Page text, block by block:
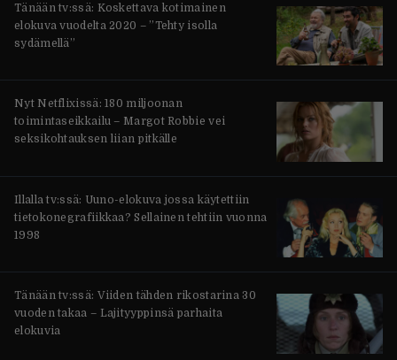
Tänään tv:ssä: Koskettava kotimainen
elokuva vuodelta 2020 – ”Tehty isolla
sydämellä”
Nyt Netflixissä: 180 miljoonan
toimintaseikkailu – Margot Robbie vei
seksikohtauksen liian pitkälle
Illalla tv:ssä: Uuno-elokuva jossa käytettiin
tietokonegrafiikkaa? Sellainen tehtiin vuonna
1998
Tänään tv:ssä: Viiden tähden rikostarina 30
vuoden takaa – Lajityyppinsä parhaita
elokuvia